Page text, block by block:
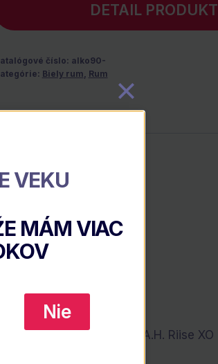
DETAIL
číslo: alko90-
Biely rum, Rum
VEKU
MÁM VIAC
Nie